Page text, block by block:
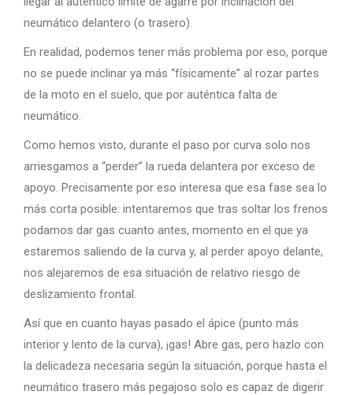
neumático delantero (o trasero).
En realidad, podemos tener más problema por eso, porque
no se puede inclinar ya más “físicamente” al rozar partes
de la moto en el suelo, que por auténtica falta de
neumático.
Como hemos visto, durante el paso por curva solo nos
arriesgamos a “perder” la rueda delantera por exceso de
apoyo. Precisamente por eso interesa que esa fase sea lo
más corta posible: intentaremos que tras soltar los frenos
podamos dar gas cuanto antes, momento en el que ya
estaremos saliendo de la curva y, al perder apoyo delante,
nos alejaremos de esa situación de relativo riesgo de
deslizamiento frontal.
Así que en cuanto hayas pasado el ápice (punto más
interior y lento de la curva), ¡gas! Abre gas, pero hazlo con
la delicadeza necesaria según la situación, porque hasta el
neumático trasero más pegajoso solo es capaz de digerir